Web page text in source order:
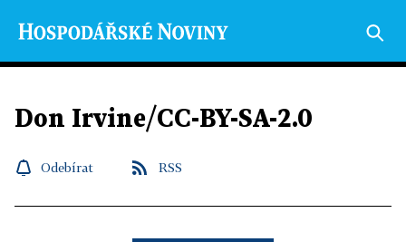
Don Irvine/CC-BY-SA-2.0
Odebírat RSS